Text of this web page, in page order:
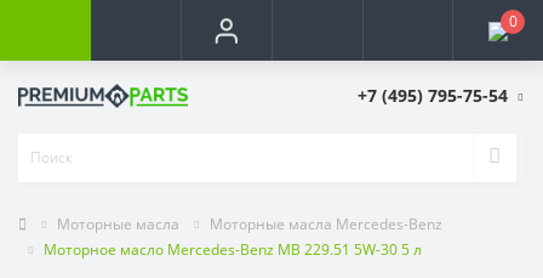
0
+7 (495) 795-75-54
Моторные масла
Моторные масла Mercedes-Benz
Моторное масло Mercedes-Benz MB 229.51 5W-30 5 л